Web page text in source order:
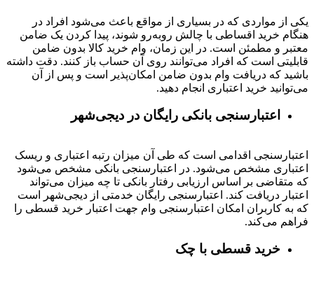
یکی از مواردی که در بسیاری از مواقع باعث می‌شود افراد در
هنگام خرید اقساطی با چالش روبه‌رو شوند، پیدا کردن یک ضامن
معتبر و مطمئن است. در این زمان، وام خرید کالا بدون ضامن
قابلیتی است که افراد می‌توانند روی آن حساب باز کنند. دقت داشته
باشید که دریافت وام بدون ضامن امکان‌پذیر است و پس از آن
می‌توانید خرید اعتباری انجام دهید.
اعتبارسنجی بانکی رایگان در دیجی‌شهر
اعتبارسنجی اقدامی است که طی آن میزان رتبه اعتباری و ریسک
اعتباری مشخص می‌شود. در اعتبارسنجی بانکی مشخص می‌شود
که متقاضی بر اساس ارزیابی رفتار بانکی تا چه میزان می‌تواند
اعتبار دریافت کند. اعتبارسنجی رایگان خدمتی از دیجی‌شهر است
که به کاربران امکان اعتبارسنجی وام جهت اعتبار خرید قسطی را
فراهم می‌کند.
خرید قسطی با چک